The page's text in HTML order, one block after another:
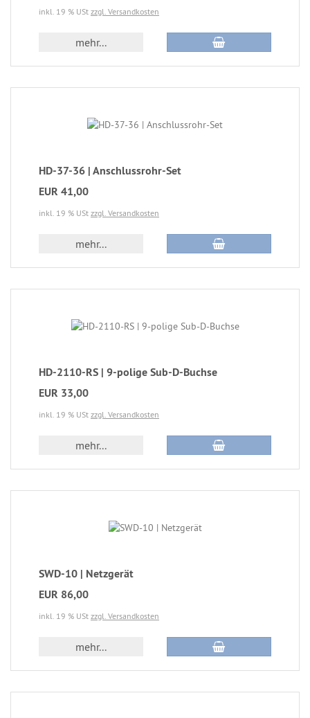
inkl. 19 % USt zzgl. Versandkosten
mehr...
HD-37-36 | Anschlussrohr-Set
EUR 41,00
inkl. 19 % USt zzgl. Versandkosten
mehr...
HD-2110-RS | 9-polige Sub-D-Buchse
EUR 33,00
inkl. 19 % USt zzgl. Versandkosten
mehr...
SWD-10 | Netzgerät
EUR 86,00
inkl. 19 % USt zzgl. Versandkosten
mehr...